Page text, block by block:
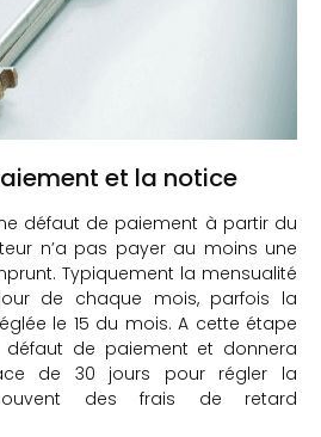
et la notice
défaut de paiement à partir du
n’a pas payer au moins une
Typiquement la mensualité
de chaque mois, parfois la
le 15 du mois. A cette étape
défaut de paiement et donnera
de 30 jours pour régler la
des frais de retard